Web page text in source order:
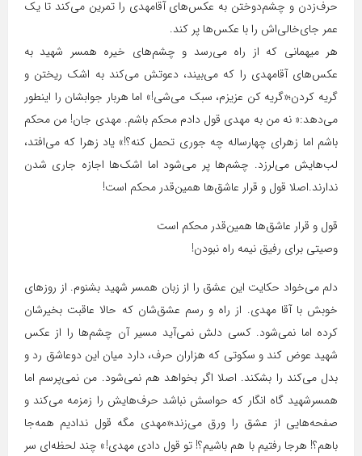
حرف‌زدن و چشم‌دوختن به عکس‌های آقامهدی را تمرین می‌کند تا یک
عمر جای‌خالی‌اش را با عکس‌ها پر کند.
هر میهمانی که از راه می‌رسد و چشم‌های خیره همسر شهید به
عکس‌های آقامهدی را که می‌بیند، دعوتش می‌کند به اشک ریختن و
گریه کردن؛«گریه کن عزیزم، سبک می‌شی!» اما هربار جوابشان را اینطور
می‌دهد:« نه من به مهدی قول دادم محکم باشم. مهدی جان! من محکم
باشم اما زهرای چهارساله چه جوری تحمل کنه؟!» یاد زهرا که می‌افتد،
لب‌هایش می‌لرزد. چشم‌ها پر می‌شود اما اشک‌ها اجازه جاری شدن
ندارند.اصلا قول و قرار عاشق‌ها همین‌قدر محکم است!
قول و قرار عاشق‌ها همین‌قدر محکم است
وصیتی برای رفیق نیمه راه نبودن!
دلم می‌خواد حکایت این عشق را از زبان همسر شهید بشنوم. از روزهای
خوبش با آقا مهدی. از راه و رسم عشق‌شان که حالا عاقبت بخیرشان
کرده اما نمی‌شود. کسی دلش نمی‌آید مسیر آن چشم‌ها را از عکس
شهید عوض کند و سکوتی‌ که هزاران حرف، دارد میان این دوعاشق رد و
بدل می‌کند را بشکند. اصلا اگر بخواهد هم نمی‌شود. من نمی‌پرسم اما
همسرشهید گاه انگار که حواسش نباشد حرف‌هایش را زمزمه می‌کند و
صفحه‌هایی از عشق را ورق می‌زند؛«مهدی مگه قول ندادیم همه‌جا
باهم؟! هرجا رفتیم با هم باشیم؟! تو قول دادی مهدی!» چند لحظه‌ای سر